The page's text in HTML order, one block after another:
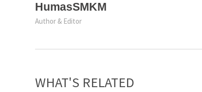
HumasSMKM
Author & Editor
WHAT'S RELATED